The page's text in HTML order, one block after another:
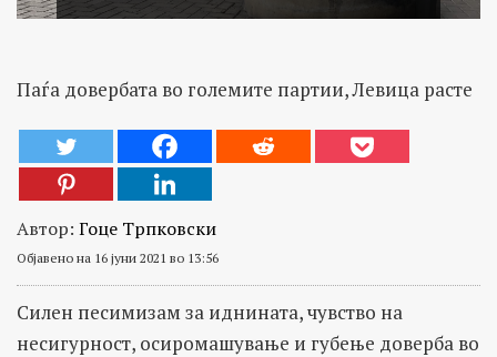
Паѓа довербата во големите партии, Левица расте
Автор: Гоце Трпковски
Објавено на 16 јуни 2021 во 13:56
Силен песимизам за иднината, чувство на
несигурност, осиромашување и губење доверба во